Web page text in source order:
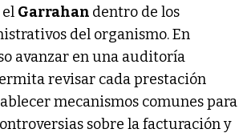
Garrahan dentro de los
del organismo. En
avanzar en una auditoría
revisar cada prestación
mecanismos comunes para
sobre la facturación y